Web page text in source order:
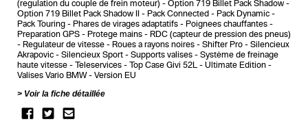
(regulation du couple de frein moteur)
Option 719 Billet Pack Shadow
Option 719 Billet Pack Shadow II
Pack Connected
Pack Dynamic
Pack Touring
Phares de virages adaptatifs
Poignees chauffantes
Preparation GPS
Protege mains
RDC (capteur de pression des pneus)
Regulateur de vitesse
Roues a rayons noires Shifter Pro
Silencieux
Akrapovic
Silencieux Sport Supports valises
Système de freinage
haute vitesse
Teleservices Top Case Givi 52L
Ultimate Edition
Valises Vario BMW
Version EU
Voir la fiche détaillée